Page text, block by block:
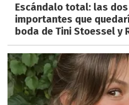
Escándalo total: las
importantes que
boda de Tini Stoessel y